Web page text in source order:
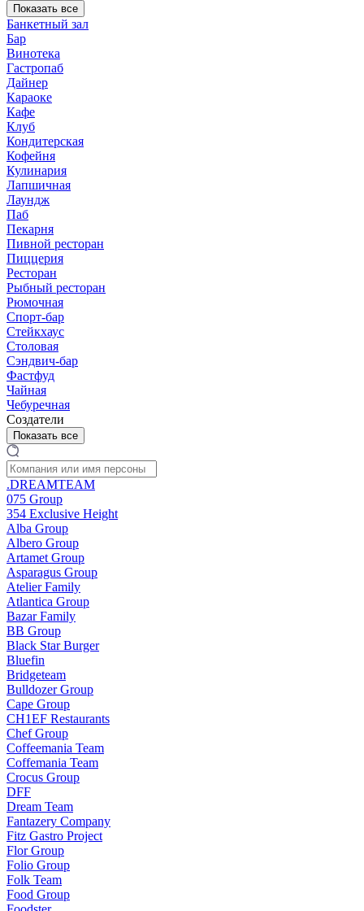
Показать все
Банкетный зал
Бар
Винотека
Гастропаб
Дайнер
Караоке
Кафе
Клуб
Кондитерская
Кофейня
Кулинария
Лапшичная
Лаундж
Паб
Пекарня
Пивной ресторан
Пиццерия
Ресторан
Рыбный ресторан
Рюмочная
Спорт-бар
Стейкхаус
Столовая
Сэндвич-бар
Фастфуд
Чайная
Чебуречная
Создатели
Показать все
.DREAMTEAM
075 Group
354 Exclusive Height
Alba Group
Albero Group
Artamet Group
Asparagus Group
Atelier Family
Atlantica Group
Bazar Family
BB Group
Black Star Burger
Bluefin
Bridgeteam
Bulldozer Group
Cape Group
CH1EF Restaurants
Chef Group
Coffeemania Team
Coffemania Team
Crocus Group
DFF
Dream Team
Fantazery Company
Fitz Gastro Project
Flor Group
Folio Group
Folk Team
Food Group